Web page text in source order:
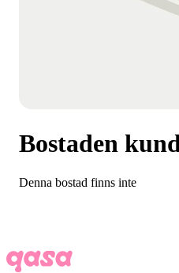
Bostaden
Denna bostad finns inte